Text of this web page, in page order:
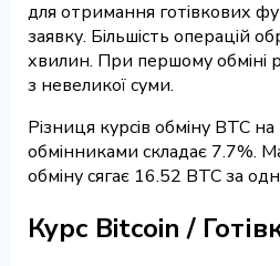
для отримання готівкових
заявку. Більшість операцій
хвилин. При першому обміні
з невеликої суми.
Різниця курсів обміну BTC
обмінниками складає 7.7%.
обміну сягає 16.52 BTC за
Курс Bitcoin /